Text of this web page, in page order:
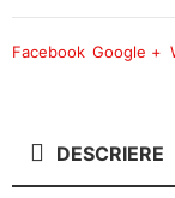
Facebook Google +
DESCRIERE